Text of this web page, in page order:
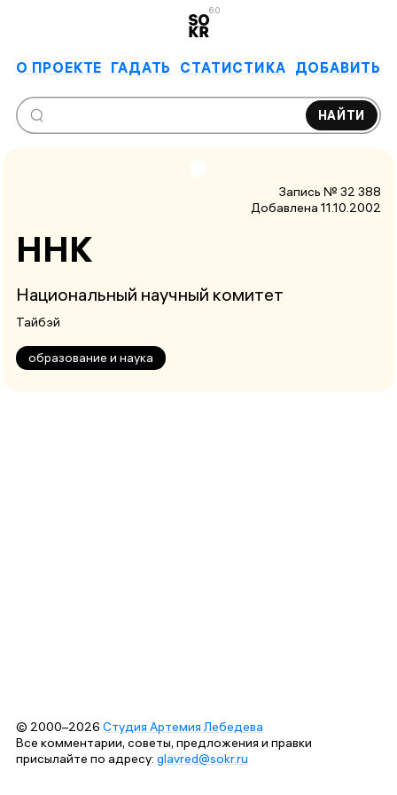
6.0
О ПРОЕКТЕ ГАДАТЬ СТАТИСТИКА ДОБАВИТЬ
НАЙТИ
Запись № 32 388
Добавлена 11.10.2002
ННК
Национальный научный комитет
Тайбэй
образование и наука
© 2000–2026 Студия Артемия Лебедева
Все комментарии, советы, предложения и правки
присылайте по адресу: glavred@sokr.ru